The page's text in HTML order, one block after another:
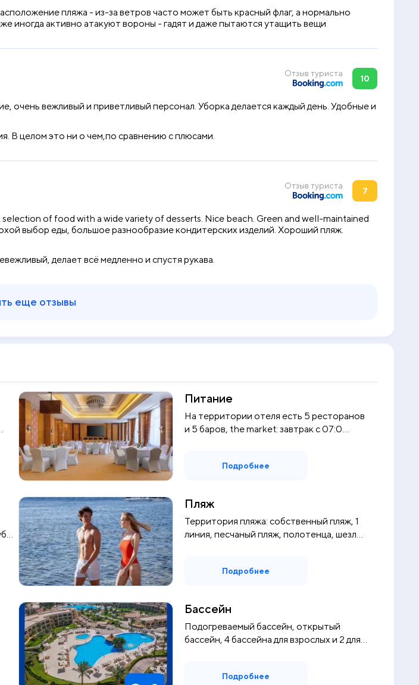
пляжа - из-за ветров часто может быть красный флаг, а нормально
иногда активно атакуют вороны - гадят и даже пытаются утащить вещи
Отзыв туриста
10
очень вежливый и приветливый персонал. Уборка делается каждый день. Удобные и
В целом это ни о чем,по сравнению с плюсами.
Отзыв туриста
7
of food with a wide variety of desserts. Nice beach. Green and well-maintained
выбор еды, большое разнообразие кондитерских изделий. Хороший пляж.
делает всё медленно и спустя рукава.
еще отзывы
Питание
На территории отеля есть 5 ресторанов
и 5 баров, the market: завтрак с 07:0...
Подробнее
Пляж
Территория пляжа: собственный пляж, 1
линия, песчаный пляж, полотенца, шезл...
Подробнее
Бассейн
Подогреваемый бассейн, открытый
бассейн, 4 бассейна для взрослых и 2 для
Подробнее